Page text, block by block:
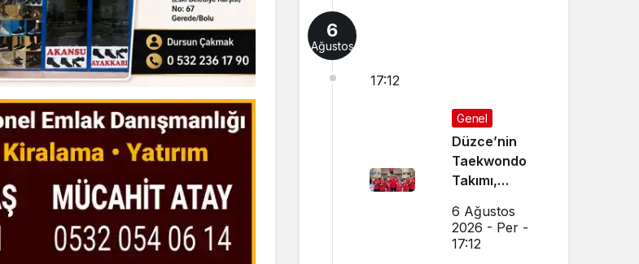
6
Ağustos
17:12
Genel
Düzce’nin
Taekwondo
Takımı,
Başarı
Sağladı
6 Ağustos
2026 - Per -
17:12